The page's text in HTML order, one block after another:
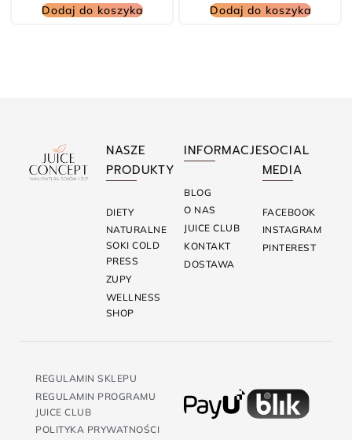
Dodaj do koszyka Dodaj do koszyka
NASZE
PRODUKTY
DIETY
NATURALNE
SOKI COLD
PRESS
ZUPY
WELLNESS
SHOP
INFORMACJE
BLOG
O NAS
JUICE CLUB
KONTAKT
DOSTAWA
SOCIAL
MEDIA
FACEBOOK
INSTAGRAM
PINTEREST
REGULAMIN SKLEPU
REGULAMIN PROGRAMU
JUICE CLUB
POLITYKA PRYWATNOŚCI